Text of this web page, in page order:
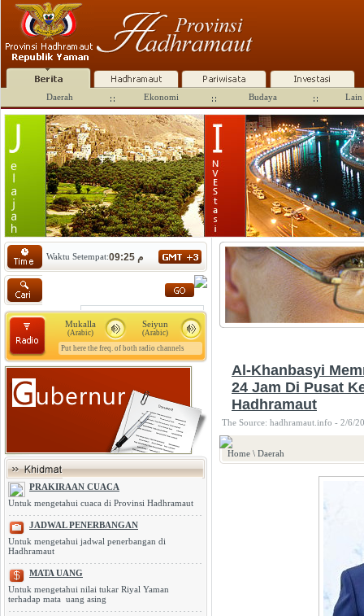
Daerah Ekonomi Budaya Lain
Waktu Setempat: 09:25 م
Seiyun
(Arabic)
Mukalla
(Arabic)
Put here the freq. of both radio channels
PRAKIRAAN CUACA
Untuk mengetahui cuaca di Provinsi Hadhramaut
JADWAL PENERBANGAN
Untuk mengetahui jadwal penerbangan di
Hadhramaut
MATA UANG
Untuk mengetahui nilai tukar Riyal Yaman
terhadap mata uang asing
Al-Khanbasyi
24 Jam Di Pusat
Hadhramaut
The Source: hadhramaut.info - 2/6/
Home \ Daerah